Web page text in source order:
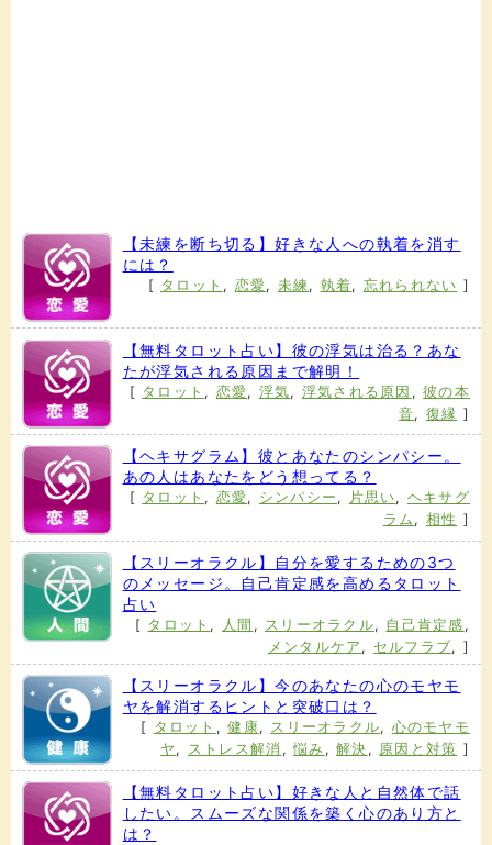
【未練を断ち切る】好きな人への執着を消す
には？
[ タロット , 恋愛, 未練 , 執着, 忘れられない ]
【無料タロット占い】彼の浮気は治る？あな
たが浮気される原因まで解明！
[ タロット , 恋愛, 浮気, 浮気される原因 ,彼の本
音, 復縁 ]
【ヘキサグラム】彼とあなたのシンパシー。
あの人はあなたをどう想ってる？
[ タロット , 恋愛, シンパシー , 片思い, ヘキサグ
ラム , 相性 ]
【スリーオラクル】自分を愛するための3つ
のメッセージ。自己肯定感を高めるタロット
占い
[ タロット , 人間 , スリーオラクル, 自己肯定感 ,
メンタルケア , セルフラブ, ]
【スリーオラクル】今のあなたの心のモヤモ
ヤを解消するヒントと突破口は？
[ タロット ,健康, スリーオラクル, 心のモヤモ
ヤ , ストレス解消 ,悩み ,解決 , 原因と対策 ]
【無料タロット占い】好きな人と自然体で話
したい。スムーズな関係を築く心のあり方と
は？